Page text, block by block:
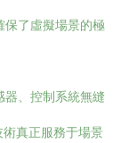
保了虛擬場景的極
器、控制系統無縫
術真正服務于場景